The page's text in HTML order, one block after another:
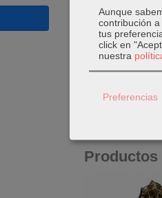
Colgador
Material:
Acabado
Productos
Aunque
contribución
tus
click en
nuestra
Preferencias